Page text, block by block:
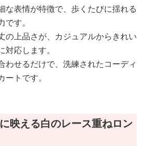
な表情が特徴で、歩くたびに揺れる
す。
の上品さが、カジュアルからきれい
応します。
わせるだけで、洗練されたコーディ
トです。
映える白のレース重ねロン